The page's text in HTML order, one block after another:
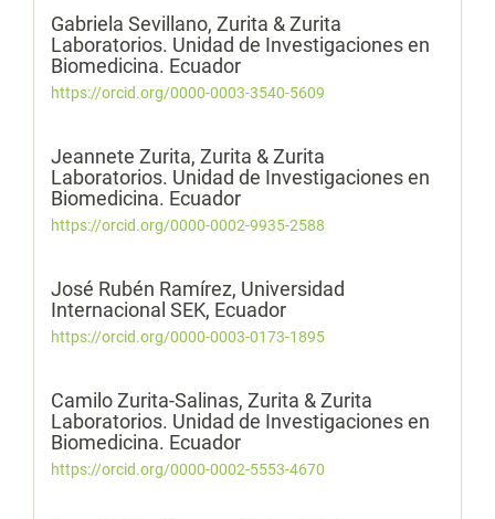
Gabriela Sevillano, Zurita & Zurita
Laboratorios. Unidad de Investigaciones en
Biomedicina. Ecuador
https://orcid.org/0000-0003-3540-5609
Jeannete Zurita, Zurita & Zurita
Laboratorios. Unidad de Investigaciones en
Biomedicina. Ecuador
https://orcid.org/0000-0002-9935-2588
José Rubén Ramírez, Universidad
Internacional SEK, Ecuador
https://orcid.org/0000-0003-0173-1895
Camilo Zurita-Salinas, Zurita & Zurita
Laboratorios. Unidad de Investigaciones en
Biomedicina. Ecuador
https://orcid.org/0000-0002-5553-4670